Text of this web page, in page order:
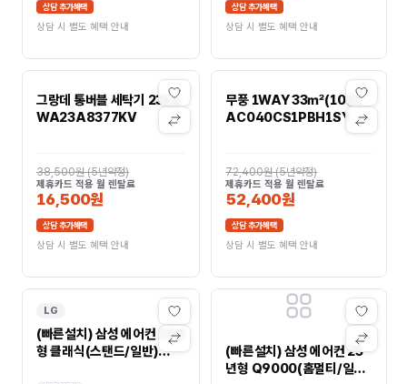
상담 추가혜택
상담 시 별도 혜택 안내
상담 추가혜택
상담 시 별도 혜택 안내
그랑데 통버블 세탁기 23kg
WA23A8377KV
38,500원(5년약정)
제휴카드 적용 월 렌탈료
16,500원
상담 추가혜택
상담 시 별도 혜택 안내
무풍 1WAY 33㎡(10평)
AC040CS1PBH1SY
72,400원(5년약정)
제휴카드 적용 월 렌탈료
52,400원
상담 추가혜택
상담 시 별도 혜택 안내
LG
(빠른설치) 삼성 에어컨 25년
형 클래식(스탠드/일반)
(빠른설치) 삼성 에어컨 25
년형 Q9000(홈멀티/일반)